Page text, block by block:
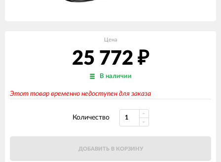
Цена
25 772 ₽
В наличии
Этот товар временно недоступен для заказа
Количество
ДОБАВИТЬ В КОРЗИНУ